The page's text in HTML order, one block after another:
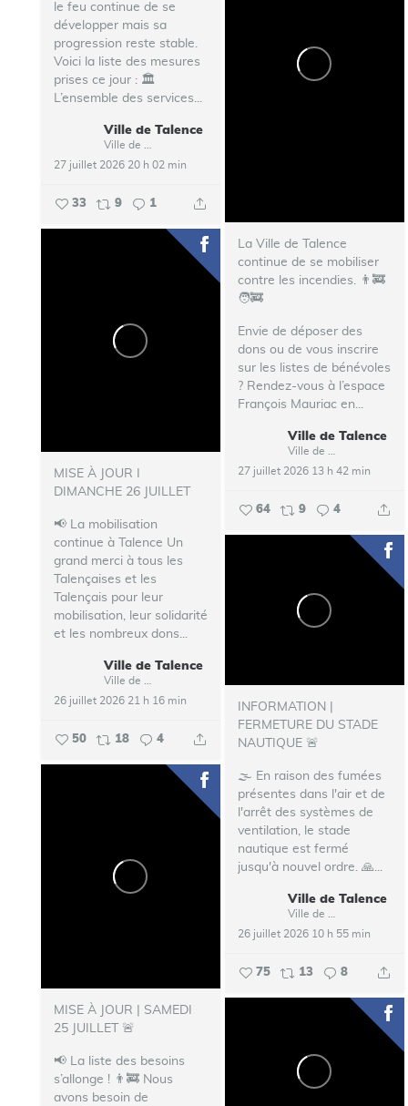
le feu continue de se
développer mais sa
progression reste stable.
Voici la liste des mesures
prises ce jour : 🏛️
L’ensemble des services...
Ville de Talence
27 juillet 2026 20 h 02 min
33 9 1
La Ville de Talence
continue de se mobiliser
contre les incendies. 👨‍🚒
🧑‍🚒
Envie de déposer des
dons ou de vous inscrire
sur les listes de bénévoles
? Rendez-vous à l’espace
François Mauriac en...
Ville de Talence
27 juillet 2026 13 h 42 min
64 9 4
MISE À JOUR I
DIMANCHE 26 JUILLET
📢 La mobilisation
continue à Talence Un
grand merci à tous les
Talençaises et les
Talençais pour leur
mobilisation, leur solidarité
et les nombreux dons...
Ville de Talence
26 juillet 2026 21 h 16 min
50 18 4
INFORMATION |
FERMETURE DU STADE
NAUTIQUE 🚨
🌫️ En raison des fumées
présentes dans l'air et de
l'arrêt des systèmes de
ventilation, le stade
nautique est fermé
jusqu'à nouvel ordre. 🙏...
Ville de Talence
26 juillet 2026 10 h 55 min
75 13 8
MISE À JOUR | SAMEDI
25 JUILLET 🚨
📢 La liste des besoins
s’allonge ! 👨‍🚒 Nous
avons besoin de